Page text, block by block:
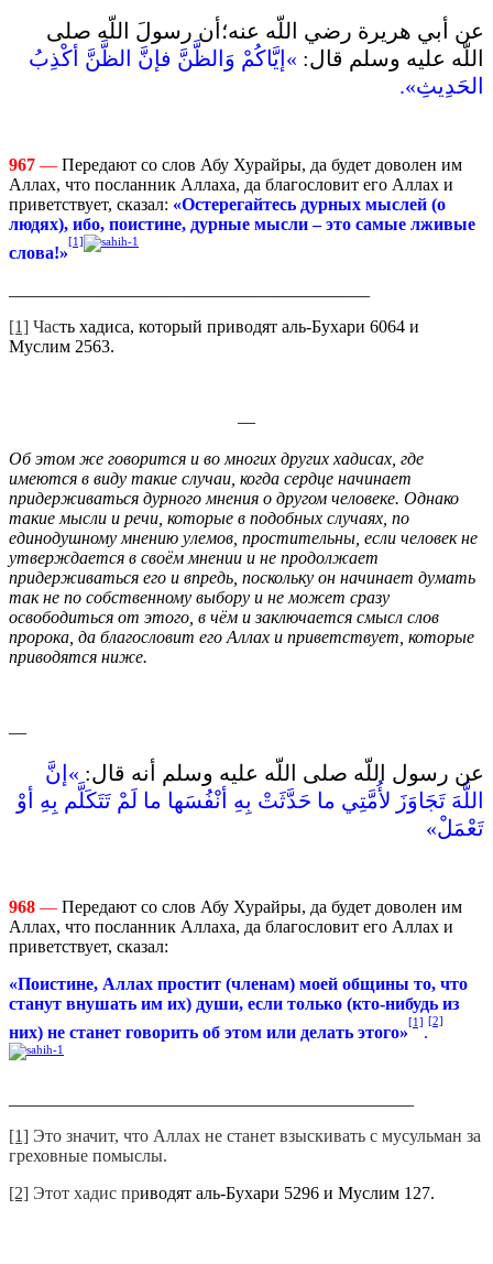
عن أبي هريرة رضي اللّه عنه؛أن رسولَ اللّه صلى
اللّه عليه وسلم قال‏:‏ ‏»‏إيَّاكُمْ وَالظَّنَّ فإنَّ الظَّنَّ أكْذِبُ
الحَدِيثِ‏»‏‏.‏
967 — Передают со слов Абу Хурайры, да будет доволен им
Аллах, что посланник Аллаха, да благословит его Аллах и
приветствует, сказал: «Остерегайтесь дурных мыслей (о
людях), ибо, поистине, дурные мысли – это самые лживые
слова!»
[1]
[1] Часть хадиса, который приводят аль-Бухари 6064 и
Муслим 2563.
—
Об этом же говорится и во многих других хадисах, где
имеются в виду такие случаи, когда сердце начинает
придерживаться дурного мнения о другом человеке. Однако
такие мысли и речи, которые в подобных случаях, по
единодушному мнению улемов, простительны, если человек не
утверждается в своём мнении и не продолжает
придерживаться его и впредь, поскольку он начинает думать
так не по собственному выбору и не может сразу
освободиться от этого, в чём и заключается смысл слов
пророка, да благословит его Аллах и приветствует, которые
приводятся ниже.
—
عن رسول اللّه صلى اللّه عليه وسلم أنه قال‏: ‏ ‏»‏إنَّ
اللَّهَ تَجَاوَزَ لأُمَّتِي ما حَدَّثَتْ بِهِ أنْفُسَها ما لَمْ تَتَكَلَّم بِهِ أوْ
تَعْمَلْ‏»‏
968 — Передают со слов Абу Хурайры, да будет доволен им
Аллах, что посланник Аллаха, да благословит его Аллах и
приветствует, сказал:
«Поистине, Аллах простит (членам) моей общины то, что
станут внушать им их) души, если только (кто-нибудь из
них) не станет говорить об этом или делать этого»
[1]
.
[2]
[1] Это значит, что Аллах не станет взыскивать с мусульман за
греховные помыслы.
[2] Этот хадис приводят аль-Бухари 5296 и Муслим 127.